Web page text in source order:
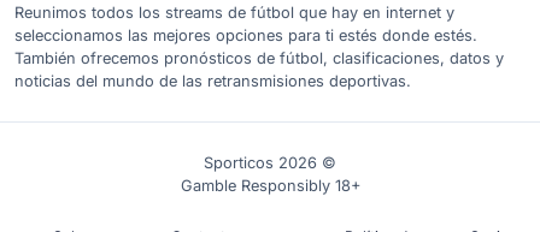
Reunimos todos los streams de fútbol que hay en internet y
seleccionamos las mejores opciones para ti estés donde estés.
También ofrecemos pronósticos de fútbol, clasificaciones, datos y
noticias del mundo de las retransmisiones deportivas.
Sporticos 2026 ©
Gamble Responsibly 18+